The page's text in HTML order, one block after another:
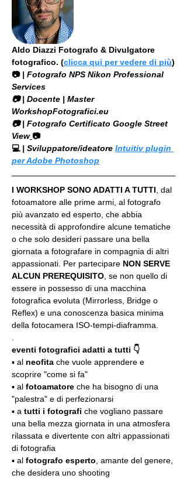
Aldo Diazzi Fotografo & Divulgatore
fotografico. (clicca qui per vedere di più)
📷 | Fotografo NPS Nikon Professional
Services
​📷 | Docente | Master
WorkshopFotografici.eu
📷 | Fotografo Certificato Google Street
View 📷
💻 | Sviluppatore/ideatore Intuitiv plugin
per Adobe Photoshop
I WORKSHOP SONO ADATTI A TUTTI , dal
fotoamatore alle prime armi, al fotografo
più avanzato ed esperto, che abbia
necessità di approfondire alcune tematiche
o che solo desideri passare una bella
giornata a fotografare in compagnia di altri
appassionati. Per partecipare NON SERVE
ALCUN PREREQUISITO , se non quello di
essere in possesso di una macchina
fotografica evoluta (Mirrorless, Bridge o
Reflex) e una conoscenza basica minima
della fotocamera ISO-tempi-diaframma.
eventi fotografici adatti a tutti 👇
▪️ al neofita che vuole apprendere e
scoprire "come si fa"
▪️ al fotoamatore che ha bisogno di una
"palestra" e di perfezionarsi
▪️ a tutti i fotografi che vogliano passare
una bella mezza giornata in una atmosfera
rilassata e divertente con altri appassionati
di fotografia
▪️ al fotografo esperto , amante del genere,
che desidera uno shooting